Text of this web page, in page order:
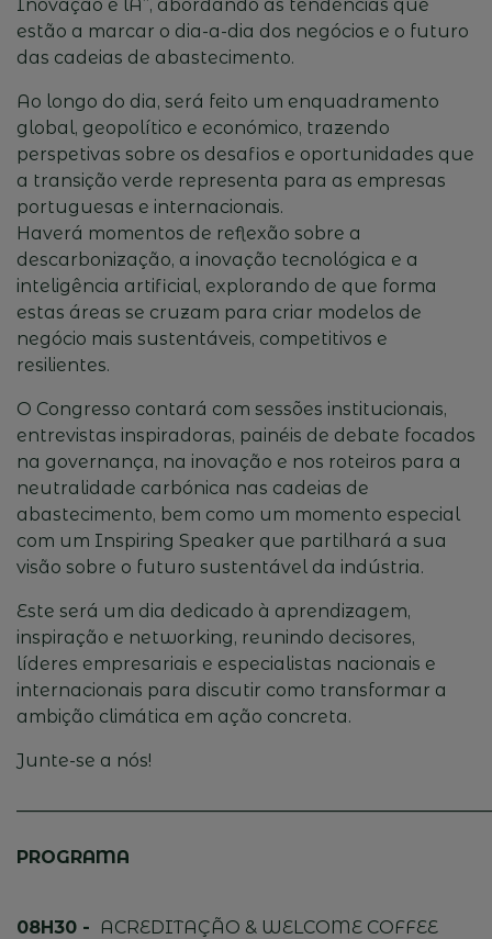
Inovação e lA”, abordando as tendências que
estão a marcar o dia-a-dia dos negócios e o futuro
das cadeias de abastecimento.
Ao longo do dia, será feito um enquadramento
global, geopolítico e económico, trazendo
perspetivas sobre os desafios e oportunidades que
a transição verde representa para as empresas
portuguesas e internacionais.
Haverá momentos de reflexão sobre a
descarbonização, a inovação tecnológica e a
inteligência artificial, explorando de que forma
estas áreas se cruzam para criar modelos de
negócio mais sustentáveis, competitivos e
resilientes.
O Congresso contará com sessões institucionais,
entrevistas inspiradoras, painéis de debate focados
na governança, na inovação e nos roteiros para a
neutralidade carbónica nas cadeias de
abastecimento, bem como um momento especial
com um Inspiring Speaker que partilhará a sua
visão sobre o futuro sustentável da indústria.
Este será um dia dedicado à aprendizagem,
inspiração e networking, reunindo decisores,
líderes empresariais e especialistas nacionais e
internacionais para discutir como transformar a
ambição climática em ação concreta.
Junte-se a nós!
PROGRAMA
08H30 - ACREDITAÇÃO & WELCOME COFFEE